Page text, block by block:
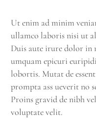
Ut enim ad minim
ullamco laboris nisi ut
Duis aute irure dolor in
umquam epicuri
lobortis. Mutat de
prompta ass ueverit no
Proins gravid de nibh
voluptate velit.